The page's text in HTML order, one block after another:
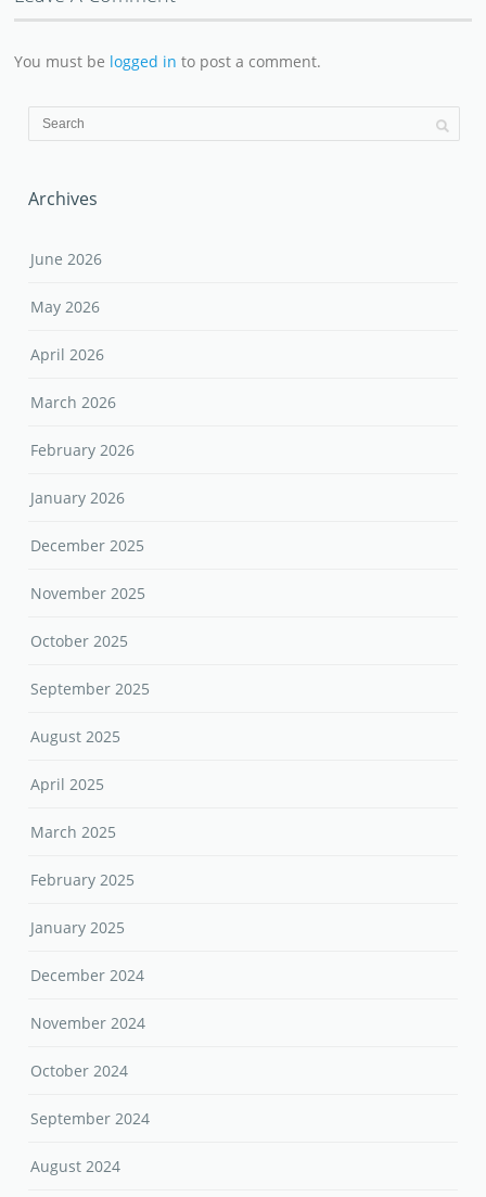
You must be logged in to post a comment.
Archives
June 2026
May 2026
April 2026
March 2026
February 2026
January 2026
December 2025
November 2025
October 2025
September 2025
August 2025
April 2025
March 2025
February 2025
January 2025
December 2024
November 2024
October 2024
September 2024
August 2024